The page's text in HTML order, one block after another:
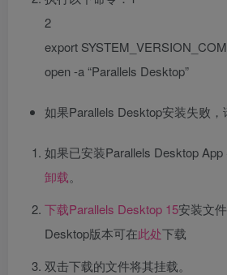
2
export
open -a “Parallels Desktop”
如果Parallels Desktop安装失败，
如果已安装Parallels Desktop
卸载。
下载Parallels Desktop 15安装文
Desktop版本可在此处下载
双击下载的文件将其挂载。